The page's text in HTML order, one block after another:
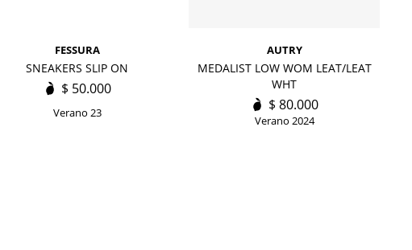
FESSURA
SNEAKERS SLIP ON
$ 50.000
Verano 23
AUTRY
MEDALIST LOW WOM LEAT/LEAT
WHT
$ 80.000
Verano 2024